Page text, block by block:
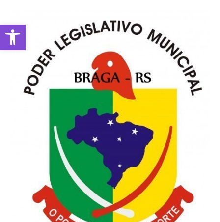
Abrir a barra de ferramentas